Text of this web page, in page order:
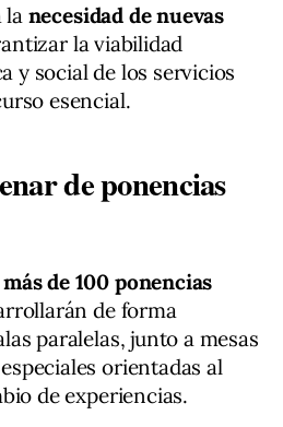
la necesidad de nuevas
la viabilidad
y social de los servicios
esencial.
de ponencias
más de 100 ponencias
de forma
paralelas, junto a mesas
orientadas al
de experiencias.